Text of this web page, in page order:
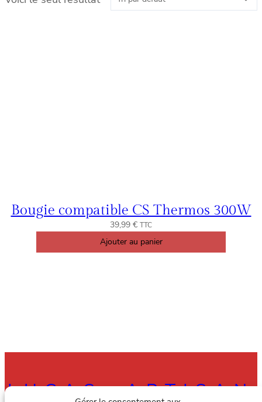
Bougie compatible CS Thermos 300W
39,99 € TTC
Ajouter au panier
LUCAS, ARTISAN